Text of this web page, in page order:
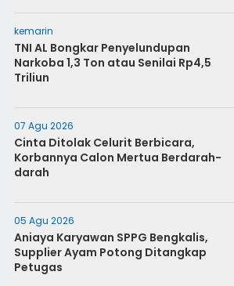
kemarin
TNI AL Bongkar Penyelundupan
Narkoba 1,3 Ton atau Senilai Rp4,5
Triliun
07 Agu 2026
Cinta Ditolak Celurit Berbicara,
Korbannya Calon Mertua Berdarah-
darah
05 Agu 2026
Aniaya Karyawan SPPG Bengkalis,
Supplier Ayam Potong Ditangkap
Petugas